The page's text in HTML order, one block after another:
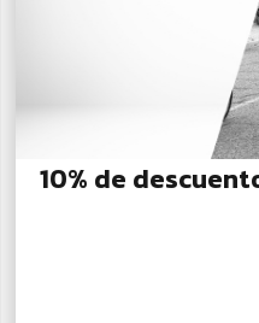
10% de